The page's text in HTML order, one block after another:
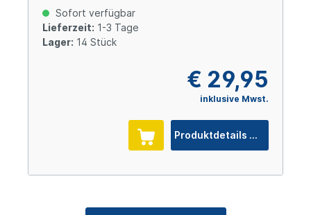
Sofort verfügbar
Lieferzeit: 1-3 Tage
Lager: 14 Stück
€ 29,95
inklusive Mwst.
Produktdetails